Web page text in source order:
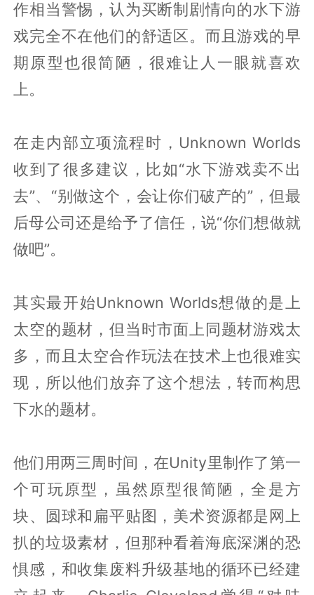
作相当警惕，认为买断制剧情向的水下游
戏完全不在他们的舒适区。而且游戏的早
期原型也很简陋，很难让人一眼就喜欢
上。
在走内部立项流程时，Unknown Worlds
收到了很多建议，比如“水下游戏卖不出
去”、“别做这个，会让你们破产的”，但最
后母公司还是给予了信任，说“你们想做就
做吧”。
其实最开始Unknown Worlds想做的是上
太空的题材，但当时市面上同题材游戏太
多，而且太空合作玩法在技术上也很难实
现，所以他们放弃了这个想法，转而构思
下水的题材。
他们用两三周时间，在Unity里制作了第一
个可玩原型，虽然原型很简陋，全是方
块、圆球和扁平贴图，美术资源都是网上
扒的垃圾素材，但那种看着海底深渊的恐
惧感，和收集废料升级基地的循环已经建